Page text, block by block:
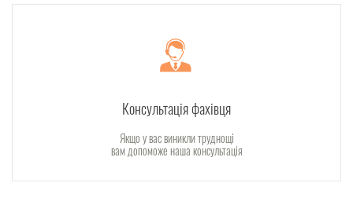
Консультація фахівця
Якщо у вас виникли труднощі
вам допоможе наша консультація